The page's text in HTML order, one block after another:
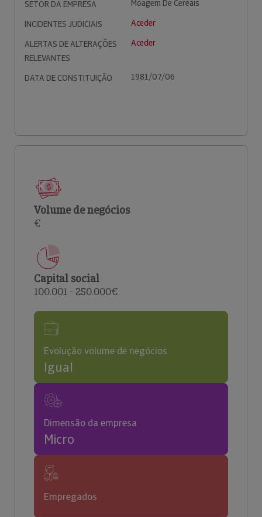
SETOR DA EMPRESA
Moagem De Cereais
INCIDENTES JUDICIAIS
Aceder
ALERTAS DE ALTERAÇÕES
RELEVANTES
Aceder
DATA DE CONSTITUIÇÃO 1981/07/06
Volume de negócios
€
Capital social
100.001 - 250.000€
Evolução volume de negócios
Igual
Dimensão da empresa
Micro
Empregados